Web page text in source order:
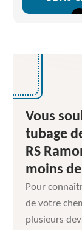
Vous
tubage
RS
moins
Pour
de votre
plusieurs